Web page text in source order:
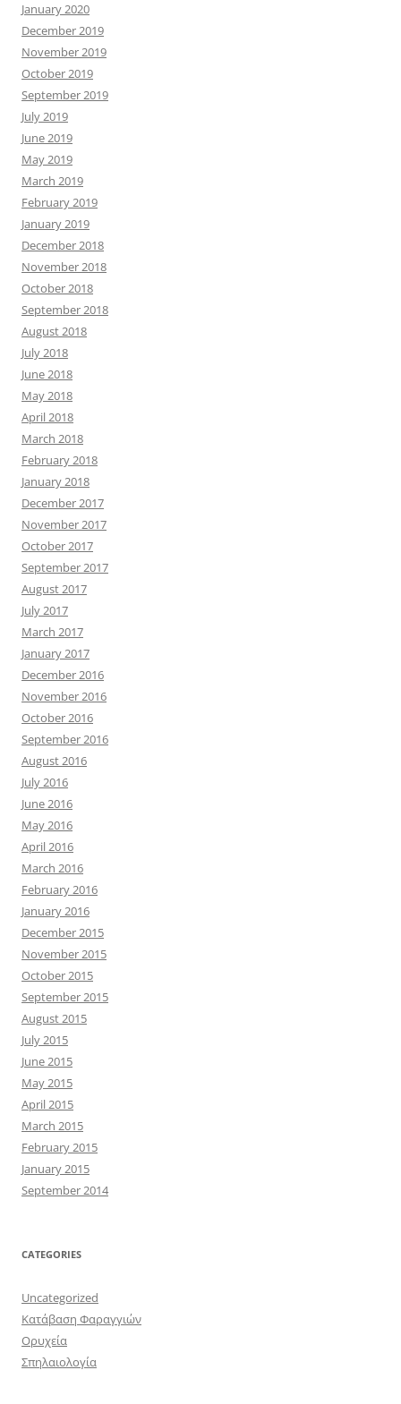
January 2020
December 2019
November 2019
October 2019
September 2019
July 2019
June 2019
May 2019
March 2019
February 2019
January 2019
December 2018
November 2018
October 2018
September 2018
August 2018
July 2018
June 2018
May 2018
April 2018
March 2018
February 2018
January 2018
December 2017
November 2017
October 2017
September 2017
August 2017
July 2017
March 2017
January 2017
December 2016
November 2016
October 2016
September 2016
August 2016
July 2016
June 2016
May 2016
April 2016
March 2016
February 2016
January 2016
December 2015
November 2015
October 2015
September 2015
August 2015
July 2015
June 2015
May 2015
April 2015
March 2015
February 2015
January 2015
September 2014
CATEGORIES
Uncategorized
Κατάβαση Φαραγγιών
Ορυχεία
Σπηλαιολογία